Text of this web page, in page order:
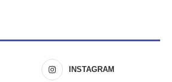
INSTAGRAM